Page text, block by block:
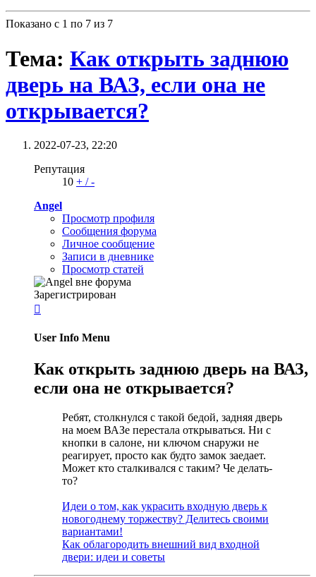
Показано с 1 по 7 из 7
Тема: Как открыть заднюю
дверь на ВАЗ, если она не
открывается?
2022-07-23, 22:20
Репутация
10 + /-
Angel
Просмотр профиля
Сообщения форума
Личное сообщение
Записи в дневнике
Просмотр статей
Зарегистрирован

User Info Menu
Как открыть заднюю дверь на ВАЗ,
если она не открывается?
Ребят, столкнулся с такой бедой, задняя дверь
на моем ВАЗе перестала открываться. Ни с
кнопки в салоне, ни ключом снаружи не
реагирует, просто как будто замок заедает.
Может кто сталкивался с таким? Че делать-
то?
Идеи о том, как украсить входную дверь к
новогоднему торжеству? Делитесь своими
вариантами!
Как облагородить внешний вид входной
двери: идеи и советы